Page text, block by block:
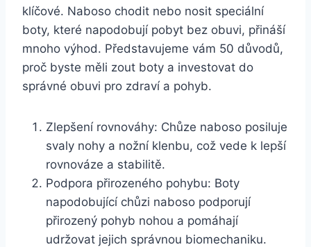
klíčové. Naboso chodit nebo nosit speciální
‌boty, ‌které napodobují pobyt bez obuvi, přináší
mnoho výhod. ⁣Představujeme vám 50⁣ důvodů,
proč byste měli zout boty a investovat do
správné obuvi pro zdraví a pohyb.
Zlepšení rovnováhy: Chůze naboso⁤ posiluje⁤
svaly nohy a nožní klenbu,‌ což ​vede k ⁤lepší
rovnováze a stabilitě.
Podpora přirozeného pohybu: Boty
⁢napodobující⁤ chůzi naboso ⁤podporují
‌přirozený pohyb‌ nohou a pomáhají
udržovat jejich ⁢správnou⁣ biomechaniku.